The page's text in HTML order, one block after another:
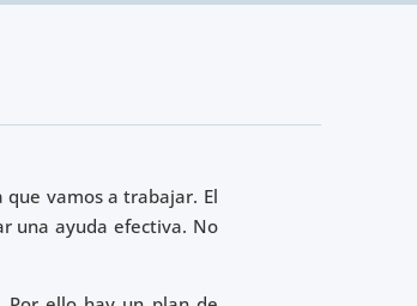
vamos a trabajar. El
una ayuda efectiva. No